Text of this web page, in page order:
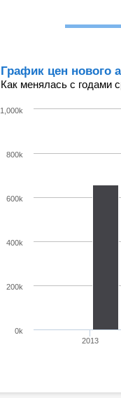
График цен нового
Как менялась с годами
2013
0k
200k
400k
600k
800k
1,000k